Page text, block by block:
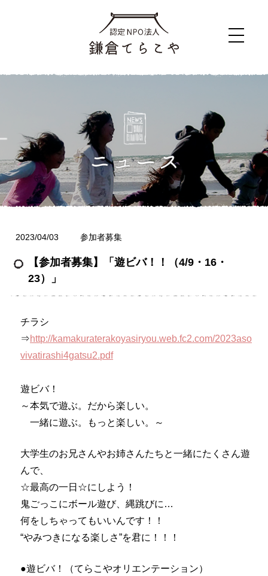
2023/04/03 参加者募集
【参加者募集】「遊ビバ！！（4/9・16・
23）」
チラシ
⇒http://kamakuraterakoyasiryou.web.fc2.com/2023aso
vivatirashi4gatsu2.pdf
遊ビバ！
～本気で遊ぶ。だから楽しい。
一緒に遊ぶ。もっと楽しい。～
大学生のお兄さんやお姉さんたちと一緒にたくさん遊
んで、
☆最高の一日☆にしよう！
鬼ごっこにボール遊び、縄跳びに…
何をしちゃってもいいんです！！
“やみつきになる楽しさ”を君に！！！
●遊ビバ！（てらこやオリエンテーション）